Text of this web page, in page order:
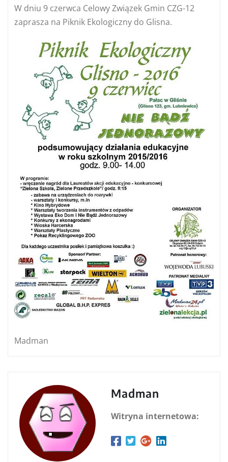
W dniu 9 czerwca Celowy Związek Gmin CZG-12
zaprasza na Piknik Ekologiczny do Glisna.
Madman
Madman
Witryna internetowa: